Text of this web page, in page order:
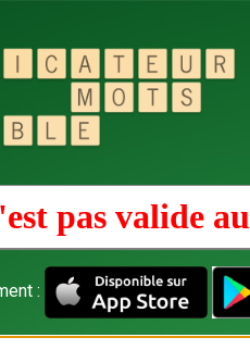
pas valide au
: